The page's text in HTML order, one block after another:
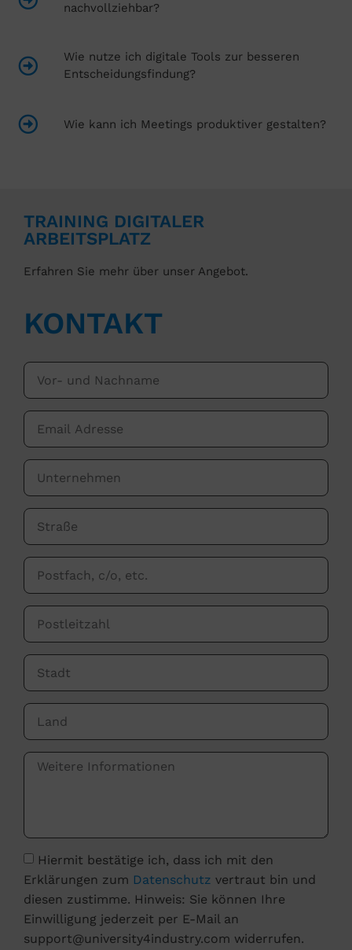
nachvollziehbar?
Wie nutze ich digitale Tools zur besseren
Entscheidungsfindung?
Wie kann ich Meetings produktiver gestalten?
TRAINING DIGITALER
ARBEITSPLATZ
Erfahren Sie mehr über unser Angebot.
KONTAKT
Hiermit bestätige ich, dass ich mit den
Erklärungen zum Datenschutz vertraut bin und
diesen zustimme. Hinweis: Sie können Ihre
Einwilligung jederzeit per E-Mail an
support@university4industry.com widerrufen.